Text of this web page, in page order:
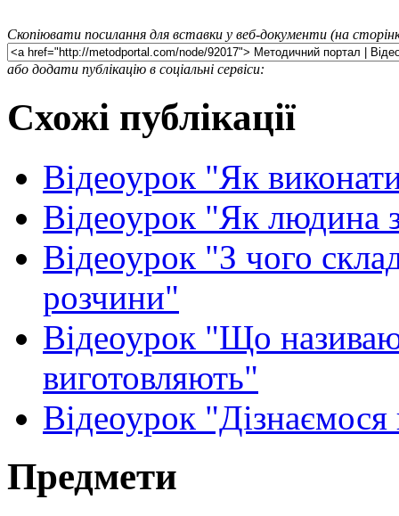
Скопіювати посилання для вставки у веб-документи (на
або додати публікацію в соціальні сервіси:
Схожі публікації
Відеоурок "Як
Відеоурок "Як людина
Відеоурок "З чого
розчини"
Відеоурок "Що
виготовляють"
Відеоурок
Предмети